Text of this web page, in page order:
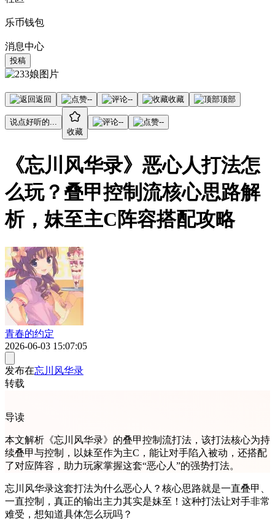
乐币钱包
消息中心
投稿
返回 -- -- 收藏 顶部
说点好听的...
收藏
-- --
《忘川风华录》恶心人打法怎
么玩？叠甲控制流核心思路解
析，妹至主C阵容搭配攻略
青春的约定
2026-06-03 15:07:05
发布在忘川风华录
转载
导读
本文解析《忘川风华录》的叠甲控制流打法，该打法核心为持
续叠甲与控制，以妹至作为主C，能让对手陷入被动，还搭配
了对应阵容，助力玩家掌握这套“恶心人”的强势打法。
忘川风华录这套打法为什么恶心人？核心思路就是一直叠甲、
一直控制，真正的输出主力其实是妹至！这种打法让对手非常
难受，想知道具体怎么玩吗？